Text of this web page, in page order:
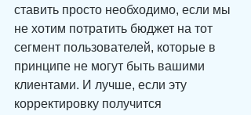
ставить просто необходимо, если мы
не хотим потратить бюджет на тот
сегмент пользователей, которые в
принципе не могут быть вашими
клиентами. И лучше, если эту
корректировку получится